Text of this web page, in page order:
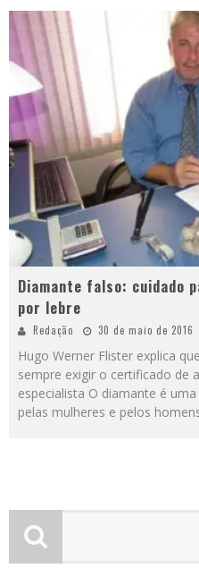
Diamante falso: cuidado
por lebre
Redação 30 de maio de 2016
Hugo Werner Flister explica
sempre exigir o certificado de
especialista O diamante é
pelas mulheres e pelos